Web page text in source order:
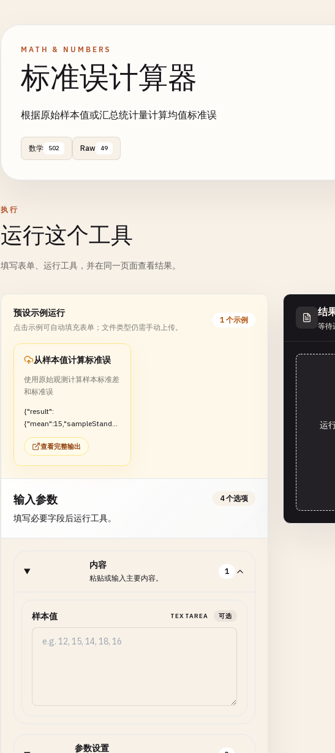
MATH & NUMBERS
标准误计算器
根据原始样本值或汇总统计量计算均值标准误
数学 502 Raw 49
执行
运行这个工具
填写表单、运行工具，并在同一页面查看结果。
预设示例运行
点击示例可自动填充表单；文件类型仍需手动上传。
1 个示例
从样本值计算标准误
使用原始观测计算样本标准差
和标准误
{"result":
{"mean":15,"sampleStandar
dDeviation":2.2361,"standar
dError":1}}查看完整输出
输入参数
填写必要字段后运行工具。
4 个选项
内容
粘贴或输入主要内容。
1
样本值 TEXTAREA 可选
参数设置
结
等待
运